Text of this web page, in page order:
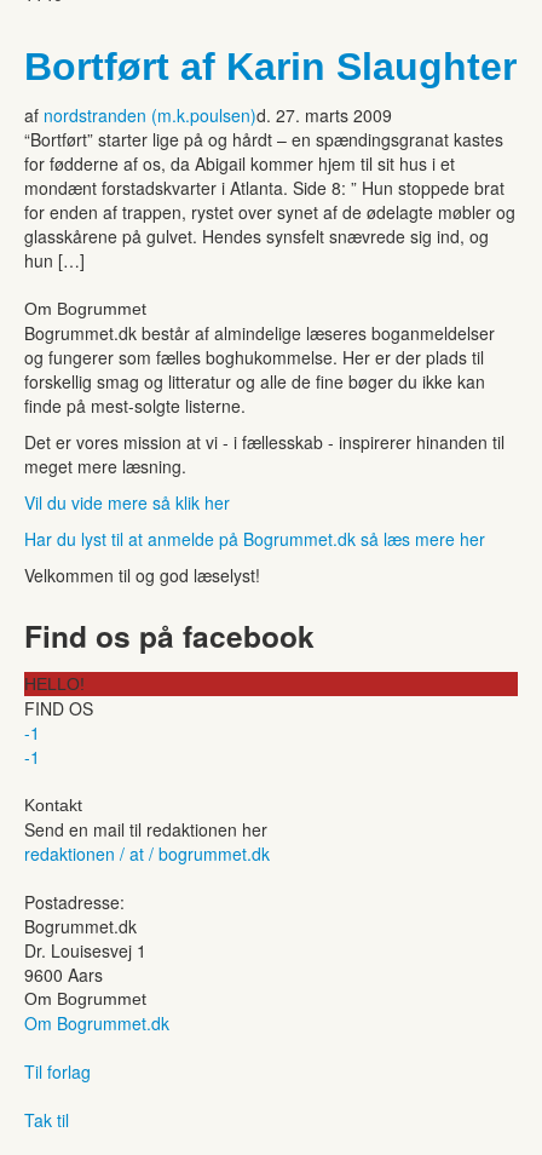
Bortført af Karin Slaughter
af nordstranden (m.k.poulsen)d. 27. marts 2009
“Bortført” starter lige på og hårdt – en spændingsgranat kastes
for fødderne af os, da Abigail kommer hjem til sit hus i et
mondænt forstadskvarter i Atlanta. Side 8: ” Hun stoppede brat
for enden af trappen, rystet over synet af de ødelagte møbler og
glasskårene på gulvet. Hendes synsfelt snævrede sig ind, og
hun […]
Om Bogrummet
Bogrummet.dk består af almindelige læseres boganmeldelser
og fungerer som fælles boghukommelse. Her er der plads til
forskellig smag og litteratur og alle de fine bøger du ikke kan
finde på mest-solgte listerne.
Det er vores mission at vi - i fællesskab - inspirerer hinanden til
meget mere læsning.
Vil du vide mere så klik her
Har du lyst til at anmelde på Bogrummet.dk så læs mere her
Velkommen til og god læselyst!
Find os på facebook
HELLO!
FIND OS
-1
-1
Kontakt
Send en mail til redaktionen her
redaktionen / at / bogrummet.dk
Postadresse:
Bogrummet.dk
Dr. Louisesvej 1
9600 Aars
Om Bogrummet
Om Bogrummet.dk
Til forlag
Tak til